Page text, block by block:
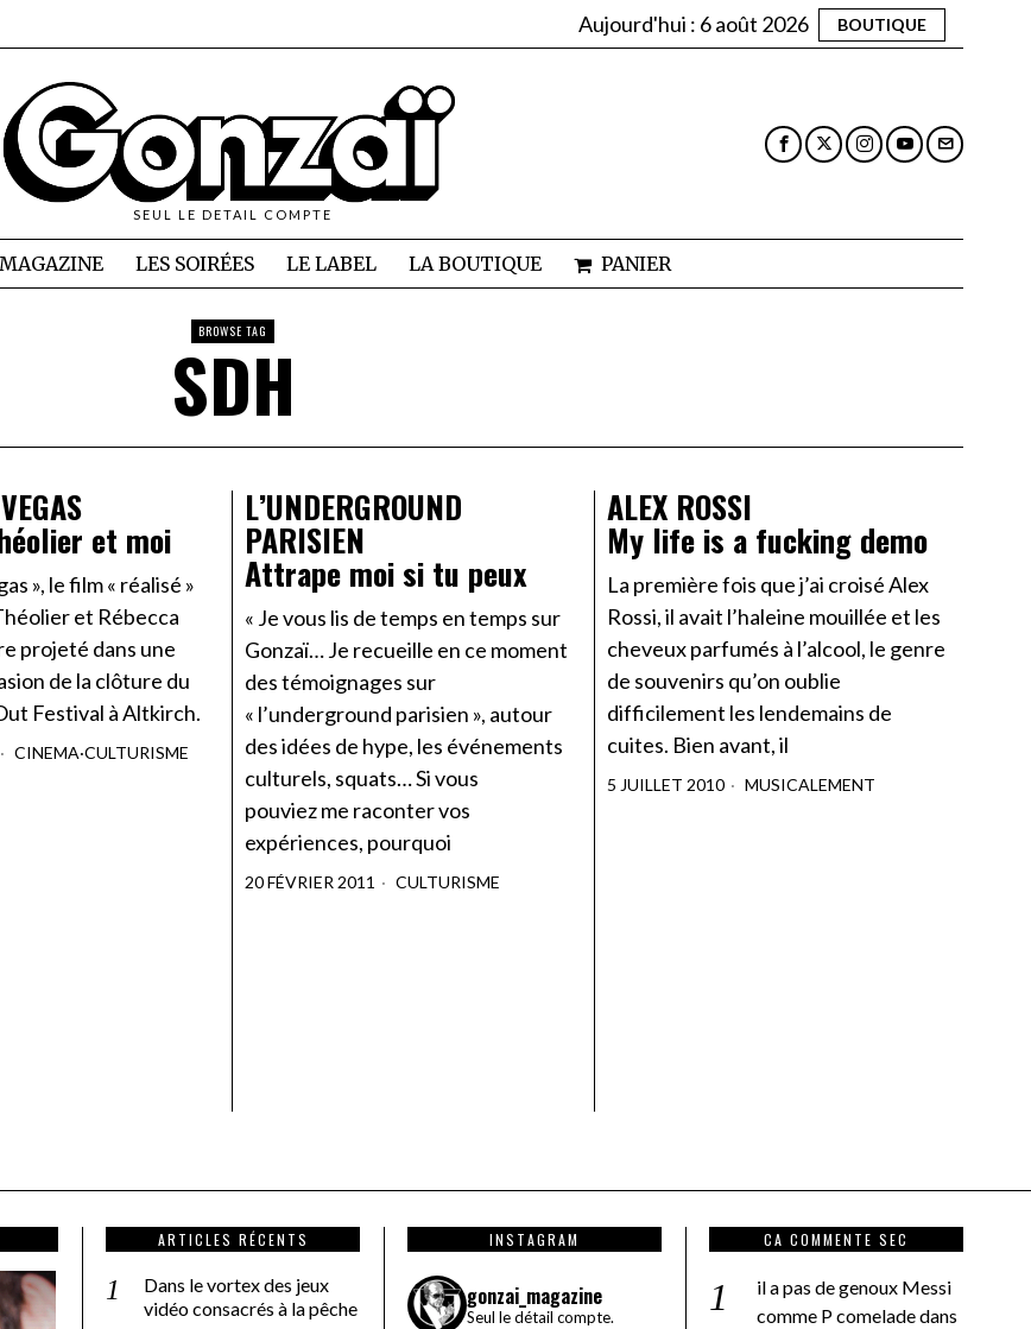
Aujourd'hui : 6 août 2026 BOUTIQUE
SEUL LE DETAIL COMPTE
LES SOIRÉES LE LABEL LA BOUTIQUE PANIER
BROWSE TAG
SDH
et moi
», le film « réalisé »
et Rébecca
projeté dans une
de la clôture du
Festival à Altkirch.
CINEMA·CULTURISME
L’UNDERGROUND
PARISIEN
Attrape moi si tu peux
« Je vous lis de temps en temps sur
Gonzaï… Je recueille en ce moment
des témoignages sur
« l’underground parisien », autour
des idées de hype, les événements
culturels, squats… Si vous
pouviez me raconter vos
expériences, pourquoi
20 FÉVRIER 2011 CULTURISME
ALEX ROSSI
My life is a fucking demo
La première fois que j’ai croisé Alex
Rossi, il avait l’haleine mouillée et les
cheveux parfumés à l’alcool, le genre
de souvenirs qu’on oublie
difficilement les lendemains de
cuites. Bien avant, il
5 JUILLET 2010 MUSICALEMENT
ARTICLES RÉCENTS
Dans le vortex des jeux
vidéo consacrés à la pêche
INSTAGRAM
gonzai_magazine
Seul le détail compte.
CA COMMENTE SEC
il a pas de genoux Messi
comme P comeladedans